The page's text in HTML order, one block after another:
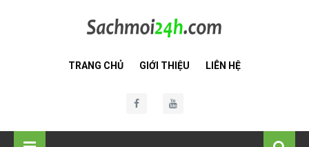
TRANG CHỦ GIỚI THIỆU LIÊN HỆ